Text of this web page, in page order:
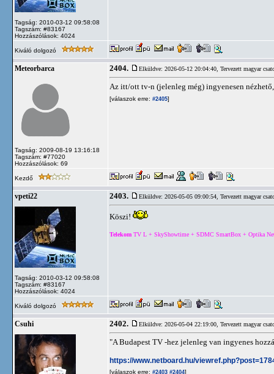
Tagság: 2010-03-12 09:58:08
Tagszám: #83167
Hozzászólások: 4024
Kiváló dolgozó
Meteorbarca
Tagság: 2009-08-19 13:16:18
Tagszám: #77020
Hozzászólások: 69
2404. Elküldve: 2026-05-12 20:04:40, Tervezett magyar
Az itt/ott tv-n (jelenleg még) ingyenesen
[válaszok erre: #2405]
Kezdő
vpeti22
Tagság: 2010-03-12 09:58:08
Tagszám: #83167
Hozzászólások: 4024
2403. Elküldve: 2026-05-05 09:00:54, Tervezett magyar
Köszi!
Telekom TV L + SkyShowtime + SDMC SmartBox + Optika
Kiváló dolgozó
Csuhi 2402. Elküldve: 2026-05-04 22:19:00, Tervezett magyar
"A Budapest TV -hez jelenleg van ingyenes
https://www.netboard.hu/
[válaszok erre: #2403 #2404]